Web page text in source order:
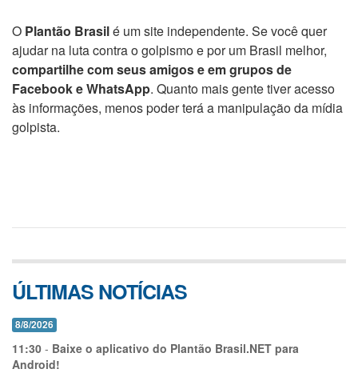
O Plantão Brasilé um site independente. Se você quer
ajudar na luta contra o golpismo e por um Brasil melhor,
compartilhe com seus amigos e em grupos de
Facebook e WhatsApp. Quanto mais gente tiver acesso
às informações, menos poder terá a manipulação da mídia
golpista.
ÚLTIMAS NOTÍCIAS
8/8/2026
11:30 - Baixe o aplicativo do Plantão Brasil.NET para
Android!